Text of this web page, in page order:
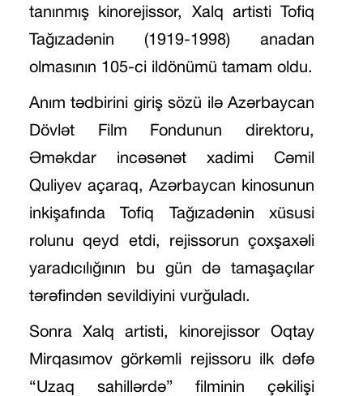
tanınmış kinorejissor, Xalq artisti Tofiq
Tağızadənin (1919-1998) anadan
olmasının 105-ci ildönümü tamam oldu.
Anım tədbirini giriş sözü ilə Azərbaycan
Dövlət Film Fondunun direktoru,
Əməkdar incəsənət xadimi Cəmil
Quliyev açaraq, Azərbaycan kinosunun
inkişafında Tofiq Tağızadənin xüsusi
rolunu qeyd etdi, rejissorunçoxşaxəli
yaradıcılığının bu gün də tamaşaçılar
tərəfindən sevildiyini vurğuladı.
Sonra Xalq artisti, kinorejissor Oqtay
Mirqasımov görkəmli rejissoru ilk dəfə
“Uzaq sahillərdə” filminin çəkilişi